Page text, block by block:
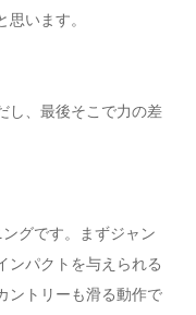
います。
し、最後そこで力の差
グです。まずジャン
ンパクトを与えられる
ントリーも滑る動作で